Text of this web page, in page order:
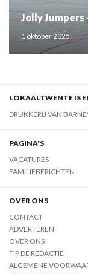
Jolly Jumpers
1 oktober 2025
LOKAALTWENTE IS
DRUKKERIJ VAN
PAGINA'S
VACATURES
FAMILIEBERICHTEN
OVER ONS
CONTACT
ADVERTEREN
OVER ONS
TIP DE REDACTIE
ALGEMENE